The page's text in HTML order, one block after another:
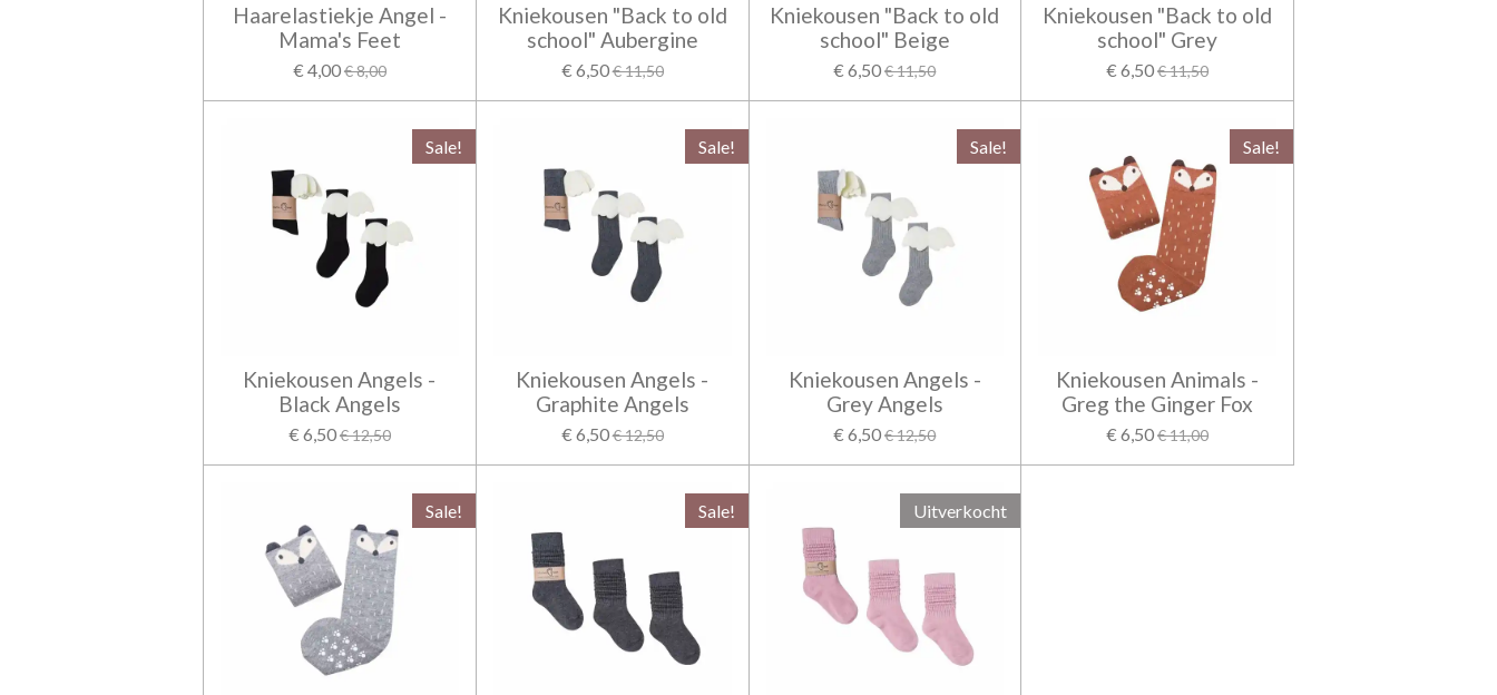
Haarelastiekje Angel -
Mama's Feet
€ 4,00€ 8,00
Kniekousen "Back to old
school" Aubergine
€ 6,50€ 11,50
Kniekousen "Back to old
school" Beige
€ 6,50€ 11,50
Kniekousen "Back to old
school" Grey
€ 6,50€ 11,50
Sale!
Kniekousen Angels -
Black Angels
€ 6,50€ 12,50
Sale!
Kniekousen Angels -
Graphite Angels
€ 6,50€ 12,50
Sale!
Kniekousen Angels -
Grey Angels
€ 6,50€ 12,50
Sale!
Kniekousen Animals -
Greg the Ginger Fox
€ 6,50€ 11,00
Sale! Sale! Uitverkocht